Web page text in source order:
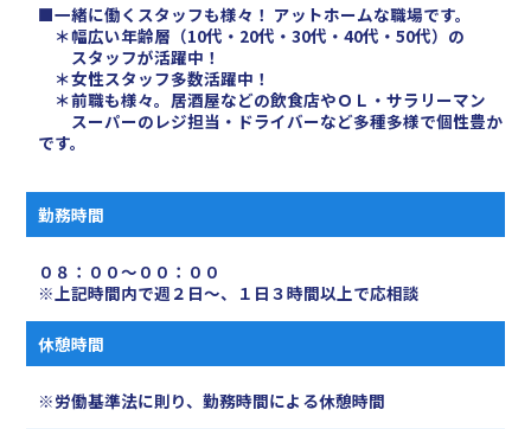
■一緒に働くスタッフも様々！ アットホームな職場です。
＊幅広い年齢層（10代・20代・30代・40代・50代）の
スタッフが活躍中！
＊女性スタッフ多数活躍中！
＊前職も様々。居酒屋などの飲食店やＯＬ・サラリーマン
スーパーのレジ担当・ドライバーなど多種多様で個性豊か
です。
勤務時間
０８：００〜００：００
※上記時間内で週２日～、１日３時間以上で応相談
休憩時間
※労働基準法に則り、勤務時間による休憩時間